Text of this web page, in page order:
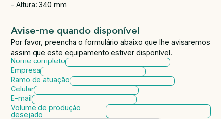
- Altura: 340 mm
Avise-me quando disponível
Por favor, preencha o formulário abaixo que lhe avisaremos
assim que este equipamento estiver disponível.
Nome completo
Empresa
Ramo de atuação
Celular
E-mail
Volume de produção
desejado